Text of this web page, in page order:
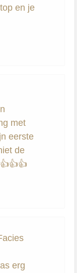
en je
met
eerste
de
erg